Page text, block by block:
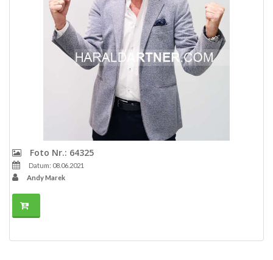
Foto Nr.: 64325
Datum: 08.06.2021
Andy Marek